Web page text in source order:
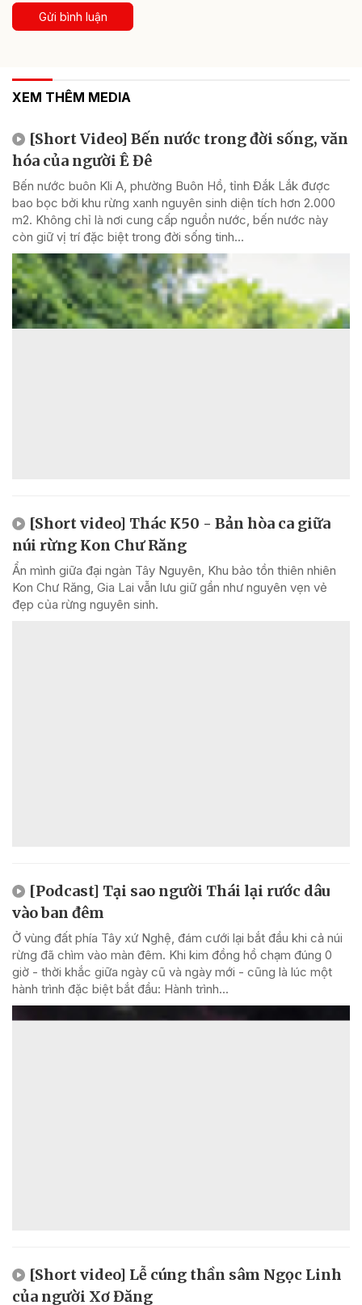
Gửi bình luận
XEM THÊM MEDIA
[Short Video] Bến nước trong đời sống, văn
hóa của người Ê Đê
Bến nước buôn Kli A, phường Buôn Hồ, tỉnh Đắk Lắk được
bao bọc bởi khu rừng xanh nguyên sinh diện tích hơn 2.000
m2. Không chỉ là nơi cung cấp nguồn nước, bến nước này
còn giữ vị trí đặc biệt trong đời sống tinh...
[Short video] Thác K50 - Bản hòa ca giữa
núi rừng Kon Chư Răng
Ẩn mình giữa đại ngàn Tây Nguyên, Khu bảo tồn thiên nhiên
Kon Chư Răng, Gia Lai vẫn lưu giữ gần như nguyên vẹn vẻ
đẹp của rừng nguyên sinh.
[Podcast] Tại sao người Thái lại rước dâu
vào ban đêm
Ở vùng đất phía Tây xứ Nghệ, đám cưới lại bắt đầu khi cả núi
rừng đã chìm vào màn đêm. Khi kim đồng hồ chạm đúng 0
giờ - thời khắc giữa ngày cũ và ngày mới - cũng là lúc một
hành trình đặc biệt bắt đầu: Hành trình...
[Short video] Lễ cúng thần sâm Ngọc Linh
của người Xơ Đăng